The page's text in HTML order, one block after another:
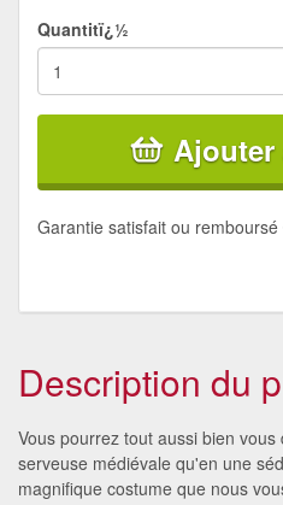
Quantitï¿½
Ajouter
Garantie satisfait ou remboursé
Description du
Vous pourrez tout aussi bien
serveuse médiévale qu'en une
magnifique costume que nous